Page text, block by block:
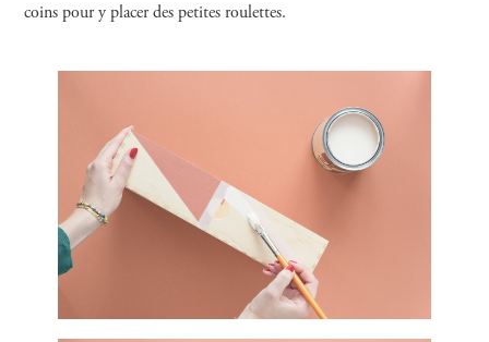
coins pour y placer des petites roulettes.